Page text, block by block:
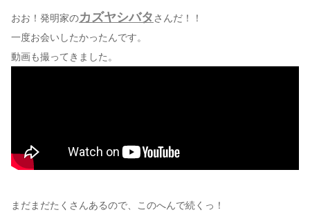
おお！発明家のカズヤシバタ さんだ！！
一度お会いしたかったんです。
動画も撮ってきました。
まだまだたくさんあるので、このへんで続くっ！